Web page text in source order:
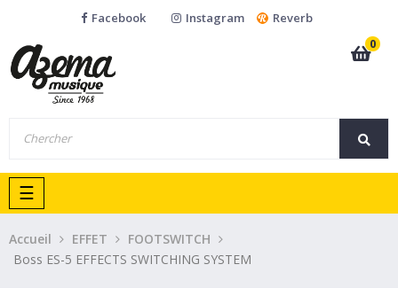
Facebook Instagram
Reverb
0
Basculer
la
navigation
☰
Accueil EFFET
FOOTSWITCH
Boss ES-5 EFFECTS SWITCHING SYSTEM